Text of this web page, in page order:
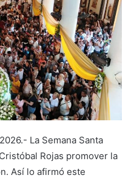
La Semana Santa
Rojas promover la
Así lo afirmó este